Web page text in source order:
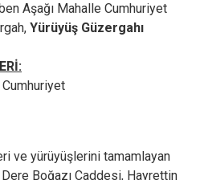
Aşağı Mahalle Cumhuriyet
Yürüyüş Güzergahı
yürüyüşlerini tamamlayan
Dere Boğazı Caddesi, Hayrettin